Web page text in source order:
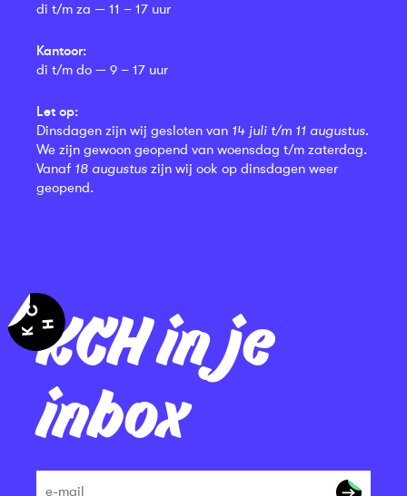
KCH in je
inbox
di t/m za — 11 – 17 uur
Kantoor:
di t/m do — 9 – 17 uur
Let op:
Dinsdagen zijn wij gesloten van 14 juli t/m 11 augustus.
We zijn gewoon geopend van woensdag t/m zaterdag.
Vanaf 18 augustus zijn wij ook op dinsdagen weer
geopend.